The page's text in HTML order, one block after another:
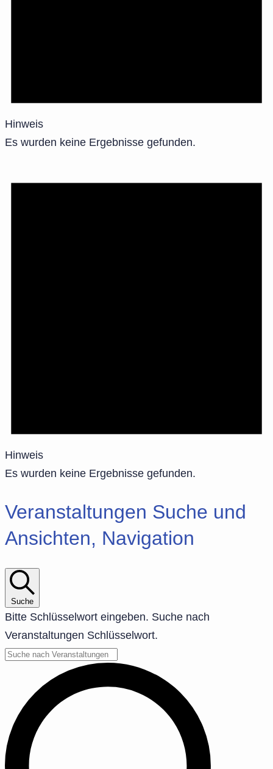
Hinweis
Es wurden keine Ergebnisse gefunden.
Hinweis
Es wurden keine Ergebnisse gefunden.
Veranstaltungen Suche und
Ansichten, Navigation
Suche
Bitte Schlüsselwort eingeben. Suche nach
Veranstaltungen Schlüsselwort.